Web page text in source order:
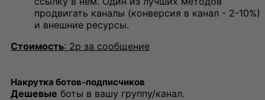
продвигать каналы (конверсия в канал - 2-10%)
и внешние ресурсы.
Стоимость: 2р за сообщение
Накрутка ботов-подписчиков
Дешевые боты в вашу группу/канал.